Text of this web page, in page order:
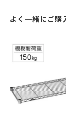
よく一緒にご購